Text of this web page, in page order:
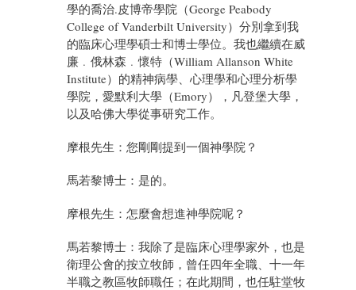
學的喬治.皮博帝學院（George Peabody
College of Vanderbilt University）分別拿到我
的臨床心理學碩士和博士學位。我也繼續在威
廉﹒俄林森﹒懷特（William Allanson White
Institute）的精神病學、心理學和心理分析學
學院，愛默利大學（Emory），凡登堡大學，
以及哈佛大學從事研究工作。
摩根先生：您剛剛提到一個神學院？
馬若黎博士：是的。
摩根先生：怎麼會想進神學院呢？
馬若黎博士：我除了是臨床心理學家外，也是
衛理公會的按立牧師，曾任四年全職、十一年
半職之教區牧師職任；在此期間，也任駐堂牧